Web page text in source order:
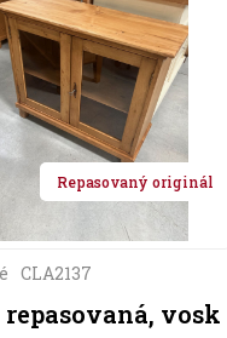
Repasovaný originál
CLA2137
vosk